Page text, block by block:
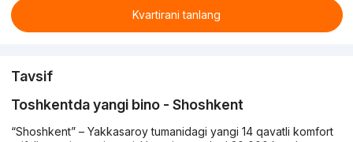
Kvartirani tanlang
Tavsif
Toshkentda yangi bino - Shoshkent
“Shoshkent” – Yakkasaroy tumanidagi yangi 14 qavatli komfort